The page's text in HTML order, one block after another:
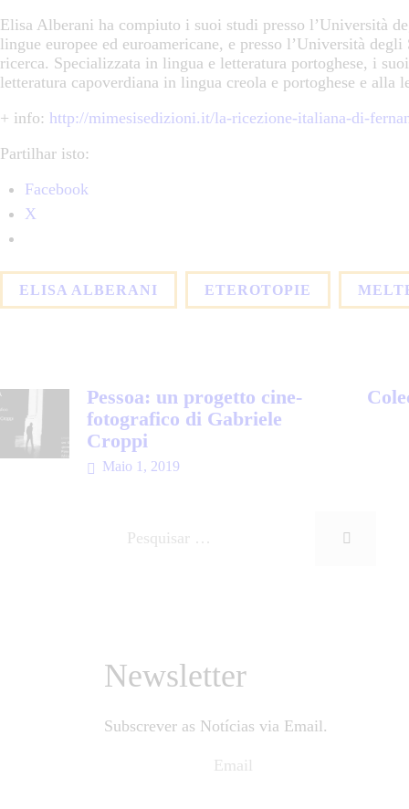
Elisa Alberani ha compiuto i suoi studi presso l’Università
lingue europee ed euroamericane, e presso l’Università
ricerca. Specializzata in lingua e letteratura portoghese, i
letteratura capoverdiana in lingua creola e portoghese e alla
+ info: http://mimesisedizioni.it/la-ricezione-italiana-di-
Partilhar isto:
Facebook
X
ELISA ALBERANI ETEROTOPIE
Pessoa: un progetto cine-
fotografico di Gabriele
Croppi
Maio 1, 2019
Newsletter
Subscrever as Notícias via Email.